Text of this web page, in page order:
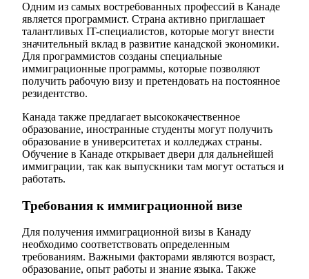
Одним из самых востребованных профессий в Канаде
является программист. Страна активно приглашает
талантливых IT-специалистов, которые могут внести
значительный вклад в развитие канадской экономики.
Для программистов созданы специальные
иммиграционные программы, которые позволяют
получить рабочую визу и претендовать на постоянное
резидентство.
Канада также предлагает высококачественное
образование, иностранные студенты могут получить
образование в университетах и колледжах страны.
Обучение в Канаде открывает двери для дальнейшей
иммиграции, так как выпускники там могут остаться и
работать.
Требования к иммиграционной визе
Для получения иммиграционной визы в Канаду
необходимо соответствовать определенным
требованиям. Важными факторами являются возраст,
образование, опыт работы и знание языка. Также